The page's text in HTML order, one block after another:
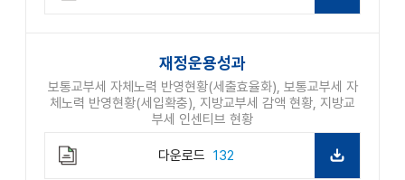
재정운용성과
보통교부세 자체노력 반영현황(세출효율화), 보통교부세 자
체노력 반영현황(세입확충), 지방교부세 감액 현황, 지방교
부세 인센티브 현황
다운로드 132